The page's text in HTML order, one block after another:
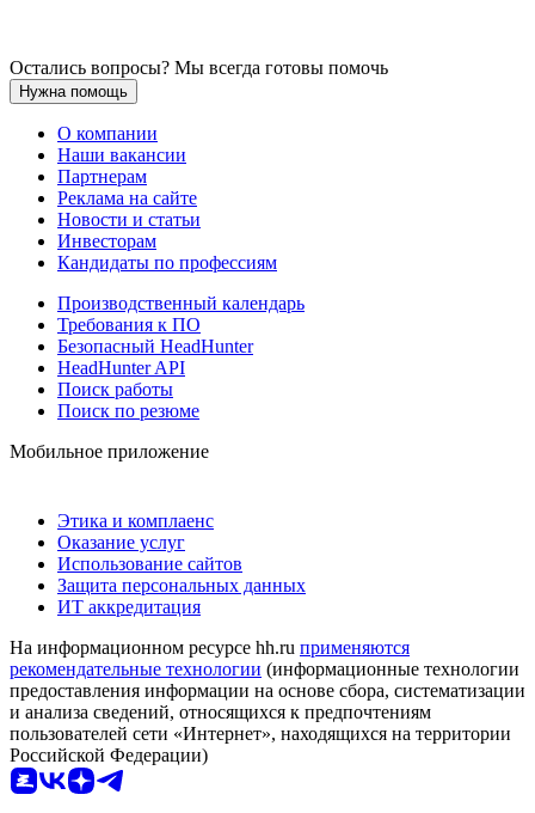
Остались вопросы? Мы всегда готовы помочь
Нужна помощь
О компании
Наши вакансии
Партнерам
Реклама на сайте
Новости и статьи
Инвесторам
Кандидаты по профессиям
Производственный календарь
Требования к ПО
Безопасный HeadHunter
HeadHunter API
Поиск работы
Поиск по резюме
Мобильное приложение
Этика и комплаенс
Оказание услуг
Использование сайтов
Защита персональных данных
ИТ аккредитация
На информационном ресурсе hh.ru применяются
рекомендательные технологии (информационные технологии
предоставления информации на основе сбора, систематизации
и анализа сведений, относящихся к предпочтениям
пользователей сети «Интернет», находящихся на территории
Российской Федерации)